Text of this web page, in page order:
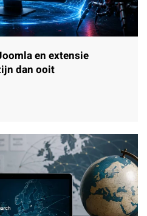
en extensie
dan ooit